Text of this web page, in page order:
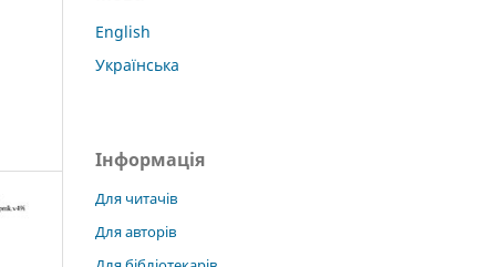
English
Українська
Інформація
Для читачів
Для авторів